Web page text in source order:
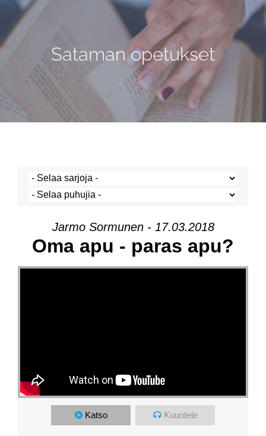
Sataman opetukset
Jarmo Sormunen - 17.03.2018
Oma apu - paras apu?
Katso Kuuntele